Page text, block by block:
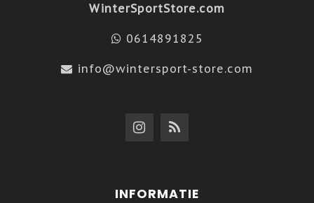
WinterSportStore.com
0614891825
info@wintersport-store.com
INFORMATIE